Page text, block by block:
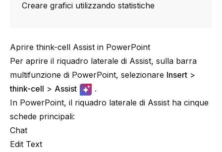
Creare grafici utilizzando statistiche
Aprire think-cell Assist in PowerPoint
Per aprire il riquadro laterale di Assist, sulla barra
multifunzione di PowerPoint, selezionare Insert >
think-cell > Assist
.
In PowerPoint, il riquadro laterale di Assist ha cinque
schede principali:
Chat
Edit Text